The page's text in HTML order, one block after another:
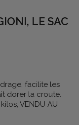
LE SAC
facilite les
dorer la croute.
VENDU AU